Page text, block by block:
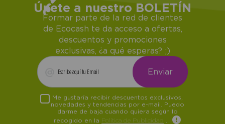
Únete a nuestro BOLETÍN
Formar parte de la red de clientes
de Ecocash te da acceso a ofertas,
descuentos y promociones
exclusivas, ¿a qué esperas? ;)
Me gustaría recibir descuentos exclusivos,
novedades y tendencias por e-mail. Puedo
darme de baja cuando quiera según lo
recogido en la Política de Publicidad